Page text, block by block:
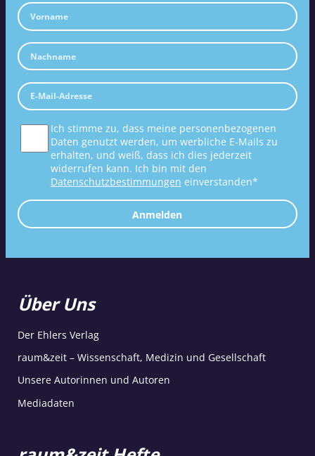
Ich stimme zu, dass meine personenbezogenen
Daten genutzt werden, um werbliche E-Mails zu
erhalten, und weiß, dass ich dies jederzeit
widerrufen kann. Ich bin mit den
Datenschutzbestimmungen einverstanden*
Anmelden
Über Uns
Der Ehlers Verlag
raum&zeit – Wissenschaft, Medizin und Gesellschaft
Unsere Autorinnen und Autoren
Mediadaten